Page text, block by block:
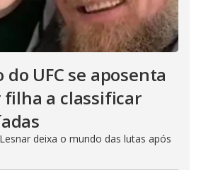
do UFC se aposenta
a classificar
deixa o mundo das lutas após